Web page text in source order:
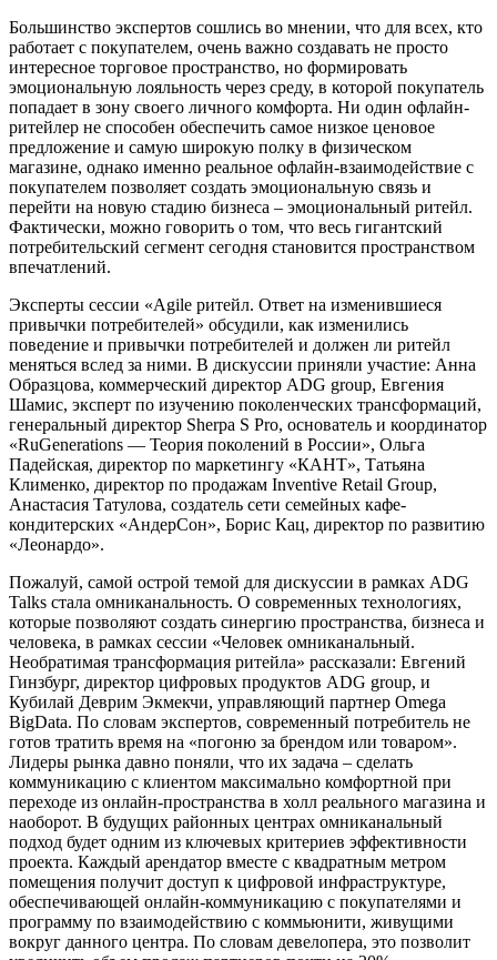
Большинство экспертов сошлись во мнении, что для всех, кто
работает с покупателем, очень важно создавать не просто
интересное торговое пространство, но формировать
эмоциональную лояльность через среду, в которой покупатель
попадает в зону своего личного комфорта. Ни один офлайн-
ритейлер не способен обеспечить самое низкое ценовое
предложение и самую широкую полку в физическом
магазине, однако именно реальное офлайн-взаимодействие с
покупателем позволяет создать эмоциональную связь и
перейти на новую стадию бизнеса – эмоциональный ритейл.
Фактически, можно говорить о том, что весь гигантский
потребительский сегмент сегодня становится пространством
впечатлений.
Эксперты сессии «Agile ритейл. Ответ на изменившиеся
привычки потребителей» обсудили, как изменились
поведение и привычки потребителей и должен ли ритейл
меняться вслед за ними. В дискуссии приняли участие: Анна
Образцова, коммерческий директор ADG group, Евгения
Шамис, эксперт по изучению поколенческих трансформаций,
генеральный директор Sherpa S Pro, основатель и координатор
«RuGenerations — Теория поколений в России», Ольга
Падейская, директор по маркетингу «КАНТ», Татьяна
Клименко, директор по продажам Inventive Retail Group,
Анастасия Татулова, создатель сети семейных кафе-
кондитерских «АндерСон», Борис Кац, директор по развитию
«Леонардо».
Пожалуй, самой острой темой для дискуссии в рамках ADG
Talks стала омниканальность. О современных технологиях,
которые позволяют создать синергию пространства, бизнеса и
человека, в рамках сессии «Человек омниканальный.
Необратимая трансформация ритейла» рассказали: Евгений
Гинзбург, директор цифровых продуктов ADG group, и
Кубилай Деврим Экмекчи, управляющий партнер Omega
BigData. По словам экспертов, современный потребитель не
готов тратить время на «погоню за брендом или товаром».
Лидеры рынка давно поняли, что их задача – сделать
коммуникацию с клиентом максимально комфортной при
переходе из онлайн-пространства в холл реального магазина и
наоборот. В будущих районных центрах омниканальный
подход будет одним из ключевых критериев эффективности
проекта. Каждый арендатор вместе с квадратным метром
помещения получит доступ к цифровой инфраструктуре,
обеспечивающей онлайн-коммуникацию с покупателями и
программу по взаимодействию с коммьюнити, живущими
вокруг данного центра. По словам девелопера, это позволит